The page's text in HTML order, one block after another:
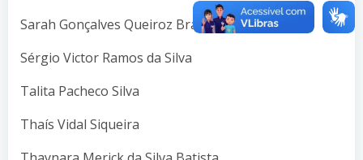
Sarah Gonçalves Queiroz Brayner de Oliveira
Sérgio Victor Ramos da Silva
Talita Pacheco Silva
Thaís Vidal Siqueira